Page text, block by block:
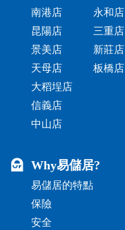
南港店
昆陽店
景美店
天母店
大稻埕店
信義店
中山店
永和店
三重店
新莊店
板橋店
Why易儲居?
易儲居的特點
保險
安全